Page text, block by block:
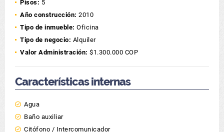
Pisos: 5
Año construcción: 2010
Tipo de inmueble: Oficina
Tipo de negocio: Alquiler
Valor Administración: $1.300.000 COP
Características internas
Agua
Baño auxiliar
Citófono / Intercomunicador